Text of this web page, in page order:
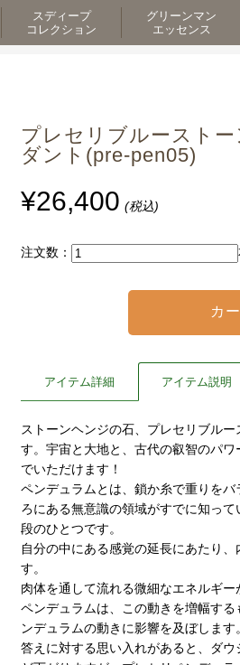
スディープ
コレクション
グリーンマン
エッセンス
プレセリブルースト
ダント(pre-pen05)
¥26,400 (税込)
注文数：
アイテム詳細 アイテム説明
ストーンヘンジの石、プレセリブル
す。宇宙と大地と、古代の叡智のパ
でいただけます！
ペンデュラムとは、鎖か糸で重りを
ろにある無意識の領域がすでに知っ
段のひとつです。
自分の中にある感覚の延長にあたり
す。
肉体を通して流れる微細なエネルギ
ペンデュラムは、この動きを増幅す
ンデュラムの動きに影響を及ぼします
答えに対する思い入れがあると、ダ